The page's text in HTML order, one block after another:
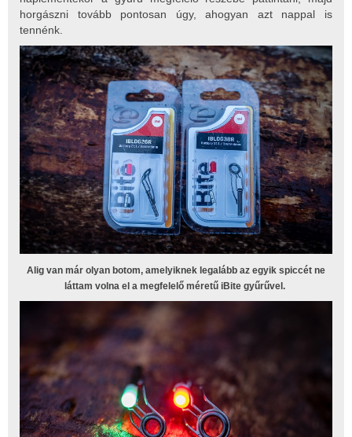
horgászni tovább pontosan úgy, ahogyan azt nappal is
tennénk.
Alig van már olyan botom, amelyiknek legalább az egyik spiccét ne
láttam volna el a megfelelő méretű iBite gyűrűvel.